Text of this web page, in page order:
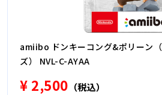
amiibo ドンキーコング&ポリーン
ズ） NVL-C-AYAA
¥ 2,500 （税込）